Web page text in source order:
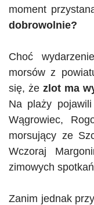
moment
dobrowolnie?
Choć
morsów z
się, że zlot ma
Na plaży
Wągrowiec,
morsujący ze
Wczoraj
zimowych
Zanim jednak